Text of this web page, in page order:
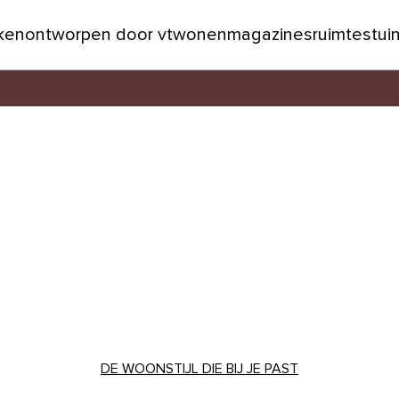
ontworpen door vtwonenmagazinesruimtestuin
DE WOONSTIJL DIE BIJ JE PAST